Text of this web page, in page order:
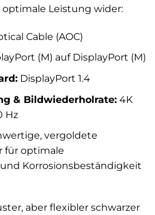
Leistung wider:
Cable (AOC)
(M) auf DisplayPort (M)
DisplayPort 1.4
& Bildwiederholrate:4K
Hz
vergoldete
für optimale
Korrosionsbeständigkeit
aber flexibler schwarzer